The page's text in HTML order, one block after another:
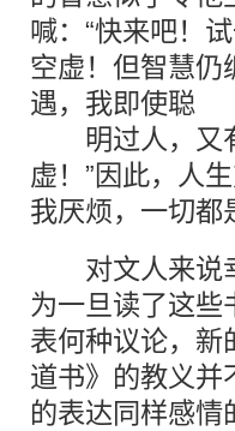
喊：“快来吧！
空虚！但智慧仍
遇，我即使聪
明过人，又有
虚！”因此，人
我厌烦，一切都
对文人来说幸
为一旦读了这些
表何种议论，新
道书》的教义并
的表达同样感情